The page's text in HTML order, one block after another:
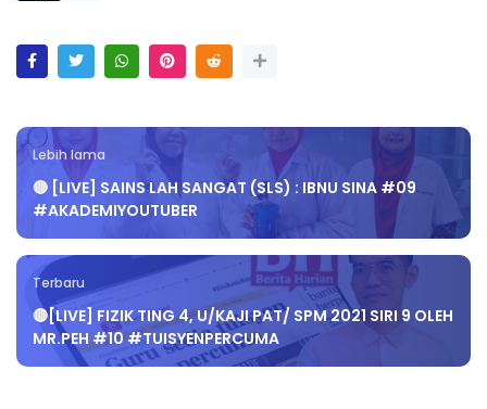
Lebih lama
🔴 [LIVE] SAINS LAH SANGAT (SLS) : IBNU SINA #09
#AKADEMIYOUTUBER
Terbaru
🔴[LIVE] FIZIK TING 4, U/KAJI PAT/ SPM 2021 SIRI 9 OLEH
MR.PEH #10 #TUISYENPERCUMA